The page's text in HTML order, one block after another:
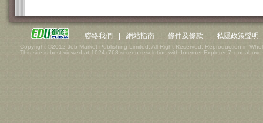
聯絡我們 網站指南 條件及條款 私隱政策聲明
Copyright ©2012 Job Market Publishing Limited. All Right Reserved. Reproduction in
This site is best viewed at 1024x768 screen resolution with Internet Explorer 7.x or